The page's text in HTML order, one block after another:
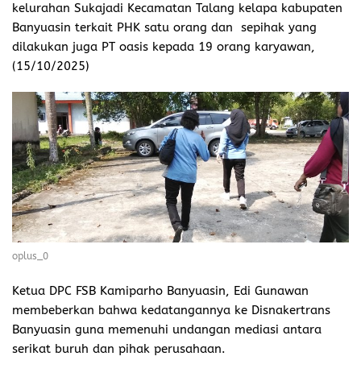
kelurahan Sukajadi Kecamatan Talang kelapa kabupaten
Banyuasin terkait PHK satu orang dan sepihak yang
dilakukan juga PT oasis kepada 19 orang karyawan,
(15/10/2025)
oplus_0
Ketua DPC FSB Kamiparho Banyuasin, Edi Gunawan
membeberkan bahwa kedatangannya ke Disnakertrans
Banyuasin guna memenuhi undangan mediasi antara
serikat buruh dan pihak perusahaan.